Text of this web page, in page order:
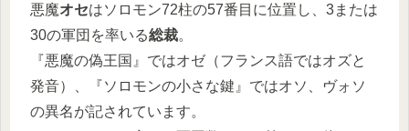
悪魔オセはソロモン72柱の57番目に位置し、3または
30の軍団を率いる総裁。
『悪魔の偽王国』ではオゼ（フランス語ではオズと
発音）、『ソロモンの小さな鍵』ではオソ、ヴォソ
の異名が記されています。